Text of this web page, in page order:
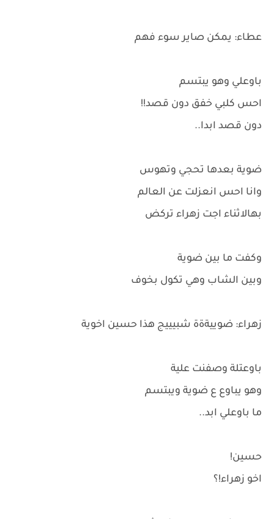
عطاء: يمكن صاير سوء فهم
باوعلي وهو يبتسم
احس كلبي خفق دون قصد!!
دون قصد ابدا..
ضوية بعدها تحجي وتهوس
وانا احس انعزلت عن العالم
بهالاثناء اجت زهراء تركض
وكفت ما بين ضوية
وبين الشاب وهي تكول بخوف
زهراء: ضوييةةة شبيييج هذا حسين اخوية
باوعتلة وصفنت علية
وهو يباوع ع ضوية ويبتسم
ما باوعلي ابد..
حسين!
اخو زهراء!؟